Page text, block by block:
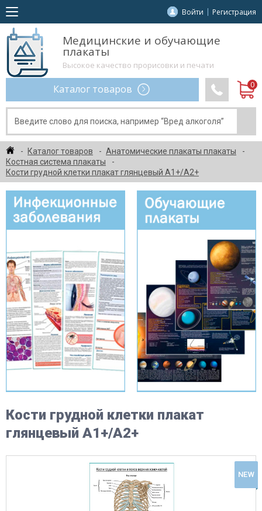
Войти Регистрация
Медицинские и обучающие
плакаты
Высокое качество прорисовки и печати
Каталог товаров
Каталог товаров
Анатомические плакаты плакаты
Костная система плакаты
Кости грудной клетки плакат глянцевый А1+/А2+
Кости грудной клетки плакат
глянцевый А1+/А2+
NEW